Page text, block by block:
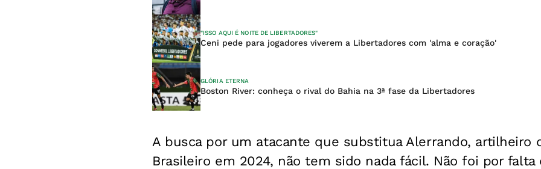
"ISSO AQUI É NOITE DE LIBERTADORES"
Ceni pede para jogadores viverem a Libertadores com 'alma e coração'
GLÓRIA ETERNA
Boston River: conheça o rival do Bahia na 3ª fase da Libertadores
A busca por um atacante que substitua Alerrando, artilheiro
Brasileiro em 2024, não tem sido nada fácil. Não foi por